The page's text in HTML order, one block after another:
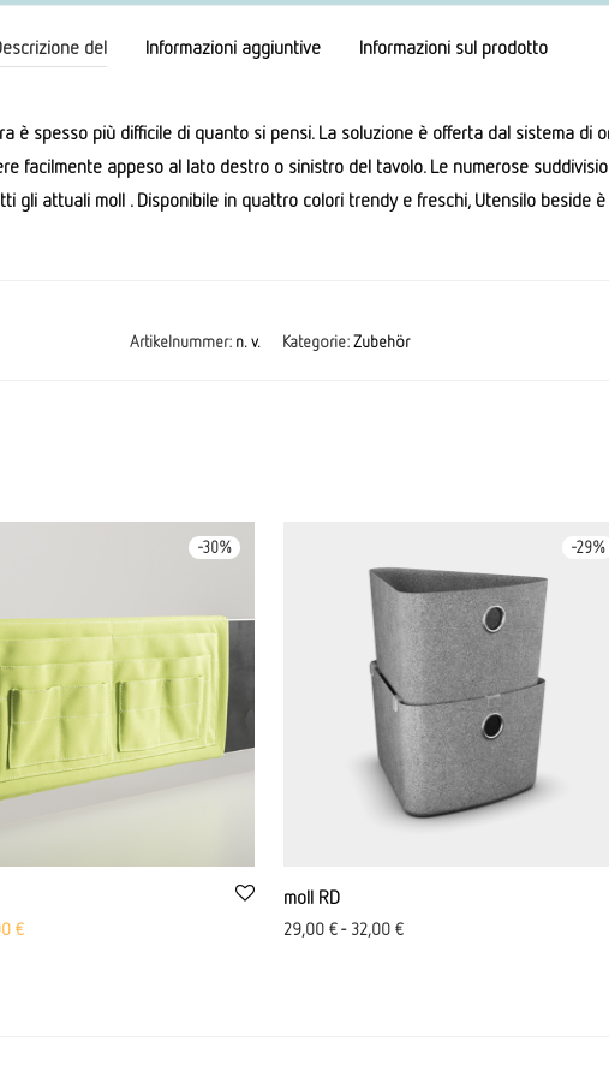
del Informazioni aggiuntive Informazioni sul prodotto
è spesso più difficile di quanto si pensi. La soluzione è offerta dal sistema di
facilmente appeso al lato destro o sinistro del tavolo. Le numerose
gli attuali moll . Disponibile in quattro colori trendy e freschi, Utensilo beside
Artikelnummer: n. v. Kategorie:Zubehör
-30%
originale: 69,00 €
€Il prezzo attuale è di 48,00 €.
-29%
moll RD
29,00 €- 32,00 €